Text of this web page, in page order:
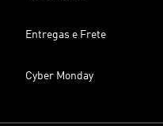
Entregas e Frete
Cyber Monday